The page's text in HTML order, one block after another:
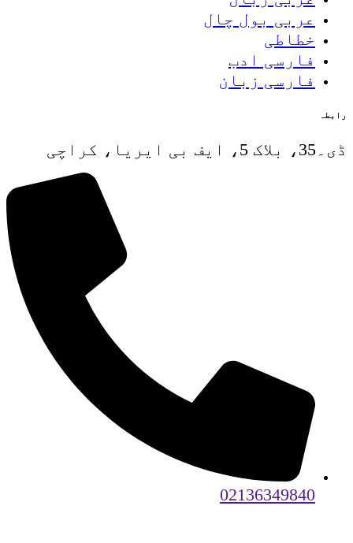
عربی بول چال
خطاطی
فارسی ادب
فارسی زبان
رابطہ
ڈی۔35، بلاک 5، ایف بی ایریا، کراچی
02136349840